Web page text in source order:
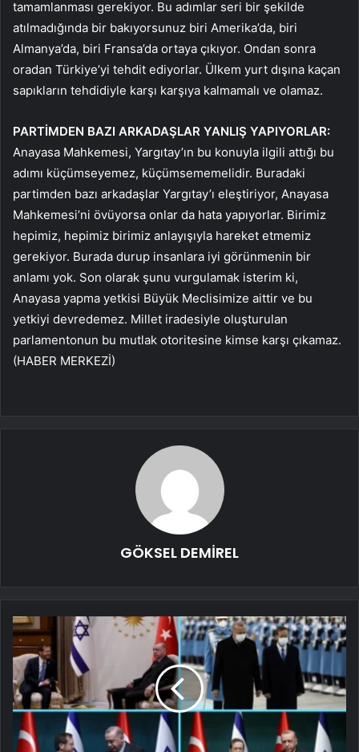
tamamlanması gerekiyor. Bu adımlar seri bir şekilde
atılmadığında bir bakıyorsunuz biri Amerika’da, biri
Almanya’da, biri Fransa’da ortaya çıkıyor. Ondan sonra
oradan Türkiye’yi tehdit ediyorlar. Ülkem yurt dışına kaçan
sapıkların tehdidiyle karşı karşıya kalmamalı ve olamaz.
PARTİMDEN BAZI ARKADAŞLAR YANLIŞ YAPIYORLAR:
Anayasa Mahkemesi, Yargıtay’ın bu konuyla ilgili attığı bu
adımı küçümseyemez, küçümsememelidir. Buradaki
partimden bazı arkadaşlar Yargıtay’ı eleştiriyor, Anayasa
Mahkemesi’ni övüyorsa onlar da hata yapıyorlar. Birimiz
hepimiz, hepimiz birimiz anlayışıyla hareket etmemiz
gerekiyor. Burada durup insanlara iyi görünmenin bir
anlamı yok. Son olarak şunu vurgulamak isterim ki,
Anayasa yapma yetkisi Büyük Meclisimize aittir ve bu
yetkiyi devredemez. Millet iradesiyle oluşturulan
parlamentonun bu mutlak otoritesine kimse karşı çıkamaz.
(HABER MERKEZİ)
GÖKSEL DEMİREL